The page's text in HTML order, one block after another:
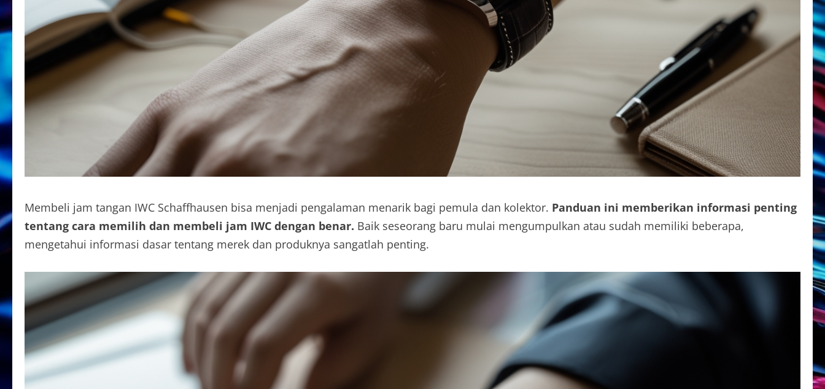
Membeli jam tangan IWC Schaffhausen bisa menjadi pengalaman menarik bagi pemula dan kolektor. Panduan ini memberikan informasi penting
tentang cara memilih dan membeli jam IWC dengan benar. Baik seseorang baru mulai mengumpulkan atau sudah memiliki beberapa,
mengetahui informasi dasar tentang merek dan produknya sangatlah penting.